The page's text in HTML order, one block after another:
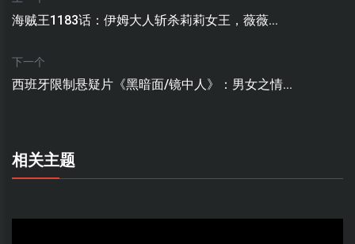
海贼王1183话：伊姆大人斩杀莉莉女王，薇薇...
下一个
西班牙限制悬疑片《黑暗面/镜中人》：男女之情...
相关主题